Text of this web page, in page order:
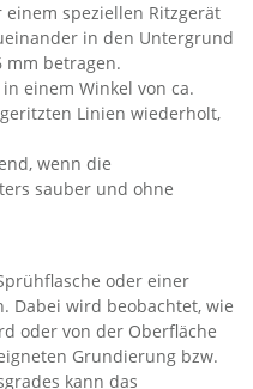
speziellen Ritzgerät
in den Untergrund
mm betragen.
einem Winkel von ca.
Linien wiederholt,
wenn die
sauber und ohne
oder einer
Dabei wird beobachtet, wie
oder von der Oberfläche
Grundierung bzw.
kann das